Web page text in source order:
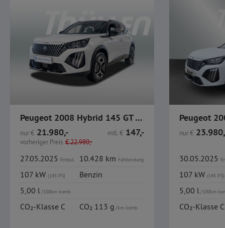
Peugeot 2008 Hybrid 145 GT Autom. ACC GJR Navi
nur€ 21.980,-
vorheriger Preis €22.980,-
mtl.€ 147,-
27.05.2025 Erstzul. 10.428 km Fahrleistung
107 kW (145 PS)
Benzin
5,00 l/100km komb.
CO₂-Klasse C CO₂ 113 g/km komb.
nur€
30.05.2025
107 kW (145 PS)
5,00 l/100km
CO₂-Klasse C